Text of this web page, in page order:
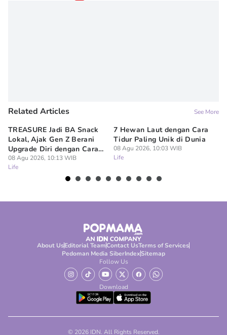
Related Articles See More
TREASURE Jadi BA Snack
Lokal, Ajak Gen Z Berani
Upgrade Diri dengan Cara
Sendiri
08 Agu 2026, 10:13 WIB
Life
7 Hewan Laut dengan Cara
Tidur Paling Unik di Dunia
08 Agu 2026, 10:03 WIB
Life
About UsEditorial TeamContact UsTerms of Services
Pedoman Media SiberIndexSitemap
Follow Us
Download
© 2026 IDN. All Rights Reserved.